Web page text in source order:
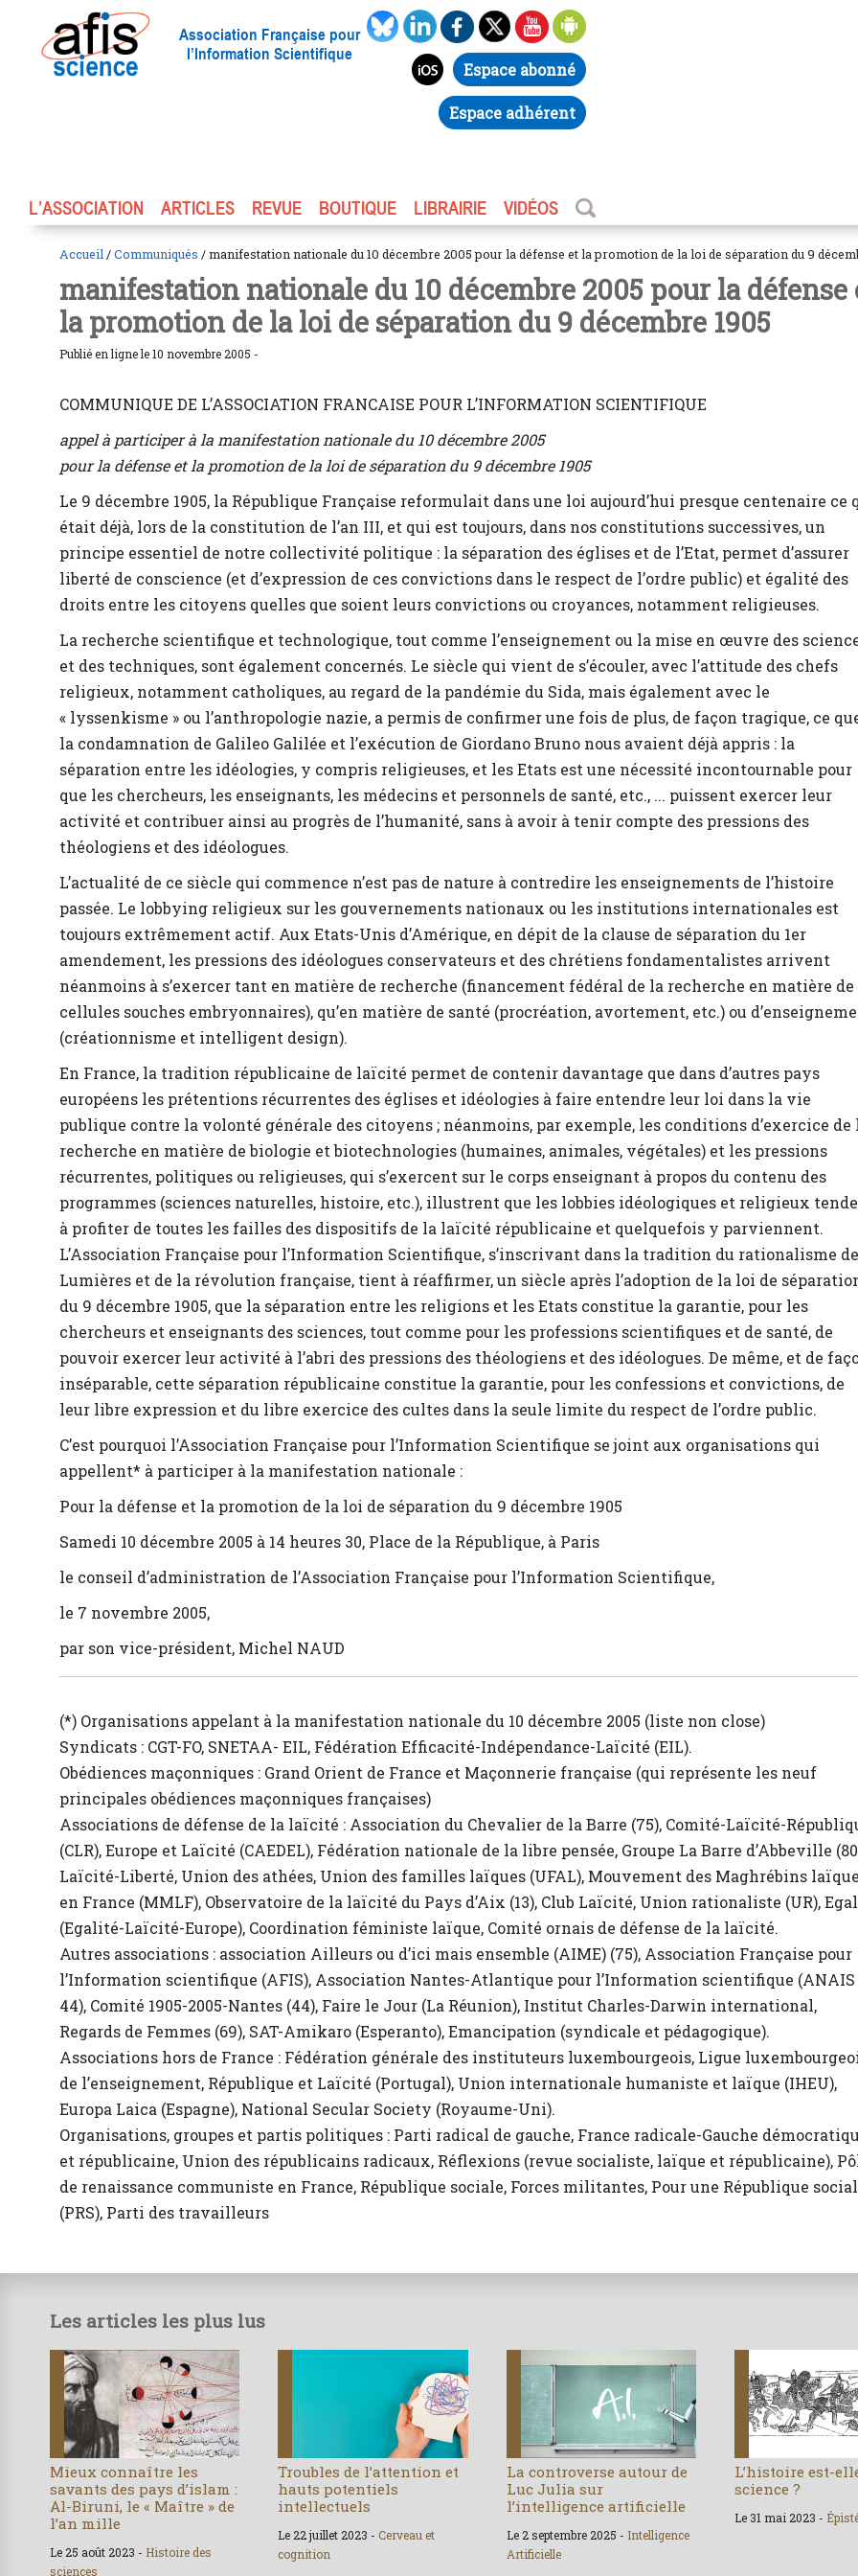
Association Française pour
l’Information Scientifique
Espace abonné
Espace adhérent
L’ASSOCIATION ARTICLES REVUE BOUTIQUE LIBRAIRIE VIDÉOS
Accueil /Communiqués / manifestation nationale du 10 décembre 2005 pour la défense et la promotion de la loi de séparation du 9
manifestation nationale du 10 décembre 2005 pour la défense
la promotion de la loi de séparation du 9 décembre 1905
Publié en ligne le 10 novembre 2005 -
COMMUNIQUE DE L’ASSOCIATION FRANCAISE POUR L’INFORMATION SCIENTIFIQUE
appel à participer à la manifestation nationale du 10 décembre 2005
pour la défense et la promotion de la loi de séparation du 9 décembre 1905
Le 9 décembre 1905, la République Française reformulait dans une loi aujourd’hui presque centenaire ce
était déjà, lors de la constitution de l’an III, et qui est toujours, dans nos constitutions successives, un
principe essentiel de notre collectivité politique : la séparation des églises et de l’Etat, permet d’assurer
liberté de conscience (et d’expression de ces convictions dans le respect de l’ordre public) et égalité des
droits entre les citoyens quelles que soient leurs convictions ou croyances, notamment religieuses.
La recherche scientifique et technologique, tout comme l’enseignement ou la mise en œuvre des
et des techniques, sont également concernés. Le siècle qui vient de s’écouler, avec l’attitude des chefs
religieux, notamment catholiques, au regard de la pandémie du Sida, mais également avec le
« lyssenkisme » ou l’anthropologie nazie, a permis de confirmer une fois de plus, de façon tragique, ce
la condamnation de Galileo Galilée et l’exécution de Giordano Bruno nous avaient déjà appris : la
séparation entre les idéologies, y compris religieuses, et les Etats est une nécessité incontournable pour
que les chercheurs, les enseignants, les médecins et personnels de santé, etc., ... puissent exercer leur
activité et contribuer ainsi au progrès de l’humanité, sans à avoir à tenir compte des pressions des
théologiens et des idéologues.
L’actualité de ce siècle qui commence n’est pas de nature à contredire les enseignements de l’histoire
passée. Le lobbying religieux sur les gouvernements nationaux ou les institutions internationales est
toujours extrêmement actif. Aux Etats-Unis d’Amérique, en dépit de la clause de séparation du 1er
amendement, les pressions des idéologues conservateurs et des chrétiens fondamentalistes arrivent
néanmoins à s’exercer tant en matière de recherche (financement fédéral de la recherche en matière de
cellules souches embryonnaires), qu’en matière de santé (procréation, avortement, etc.) ou
(créationnisme et intelligent design).
En France, la tradition républicaine de laïcité permet de contenir davantage que dans d’autres pays
européens les prétentions récurrentes des églises et idéologies à faire entendre leur loi dans la vie
publique contre la volonté générale des citoyens ; néanmoins, par exemple, les conditions d’exercice de
recherche en matière de biologie et biotechnologies (humaines, animales, végétales) et les pressions
récurrentes, politiques ou religieuses, qui s’exercent sur le corps enseignant à propos du contenu des
programmes (sciences naturelles, histoire, etc.), illustrent que les lobbies idéologiques et religieux
à profiter de toutes les failles des dispositifs de la laïcité républicaine et quelquefois y parviennent.
L’Association Française pour l’Information Scientifique, s’inscrivant dans la tradition du rationalisme
Lumières et de la révolution française, tient à réaffirmer, un siècle après l’adoption de la loi de
du 9 décembre 1905, que la séparation entre les religions et les Etats constitue la garantie, pour les
chercheurs et enseignants des sciences, tout comme pour les professions scientifiques et de santé, de
pouvoir exercer leur activité à l’abri des pressions des théologiens et des idéologues. De même, et de
inséparable, cette séparation républicaine constitue la garantie, pour les confessions et convictions, de
leur libre expression et du libre exercice des cultes dans la seule limite du respect de l’ordre public.
C’est pourquoi l’Association Française pour l’Information Scientifique se joint aux organisations qui
appellent* à participer à la manifestation nationale :
Pour la défense et la promotion de la loi de séparation du 9 décembre 1905
Samedi 10 décembre 2005 à 14 heures 30, Place de la République, à Paris
le conseil d’administration de l’Association Française pour l’Information Scientifique,
le 7 novembre 2005,
par son vice-président, Michel NAUD
(*) Organisations appelant à la manifestation nationale du 10 décembre 2005 (liste non close)
Syndicats : CGT-FO, SNETAA- EIL, Fédération Efficacité-Indépendance-Laïcité (EIL).
Obédiences maçonniques : Grand Orient de France et Maçonnerie française (qui représente les neuf
principales obédiences maçonniques françaises)
Associations de défense de la laïcité : Association du Chevalier de la Barre (75), Comité-Laïcité-
(CLR), Europe et Laïcité (CAEDEL), Fédération nationale de la libre pensée, Groupe La Barre d’Abbeville
Laïcité-Liberté, Union des athées, Union des familles laïques (UFAL), Mouvement des Maghrébins
en France (MMLF), Observatoire de la laïcité du Pays d’Aix (13), Club Laïcité, Union rationaliste (UR),
(Egalité-Laïcité-Europe), Coordination féministe laïque, Comité ornais de défense de la laïcité.
Autres associations : association Ailleurs ou d’ici mais ensemble (AIME) (75), Association Française pour
l’Information scientifique (AFIS), Association Nantes-Atlantique pour l’Information scientifique (ANAIS
44), Comité 1905-2005-Nantes (44), Faire le Jour (La Réunion), Institut Charles-Darwin international,
Regards de Femmes (69), SAT-Amikaro (Esperanto), Emancipation (syndicale et pédagogique).
Associations hors de France : Fédération générale des instituteurs luxembourgeois, Ligue
de l’enseignement, République et Laïcité (Portugal), Union internationale humaniste et laïque (IHEU),
Europa Laica (Espagne), National Secular Society (Royaume-Uni).
Organisations, groupes et partis politiques : Parti radical de gauche, France radicale-Gauche
et républicaine, Union des républicains radicaux, Réflexions (revue socialiste, laïque et républicaine),
de renaissance communiste en France, République sociale, Forces militantes, Pour une République
(PRS), Parti des travailleurs
Les articles les plus lus
Mieux connaître les
savants des pays d’islam :
Al-Biruni, le « Maître » de
l’an mille
Le 25 août 2023 - Histoire des
sciences
Troubles de l’attention et
hauts potentiels
intellectuels
Le 22 juillet 2023 -Cerveau et
cognition
La controverse autour de
Luc Julia sur
l’intelligence artificielle
Le 2 septembre 2025 - Intelligence
Artificielle
L’histoire est-
science ?
Le 31 mai 2023 -